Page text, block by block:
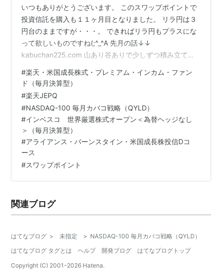
いつもありがとうございます。 このスワップポイントで
投資信託を購入も１１ヶ月目となりました。 リラ円は３
円台のままですが・・・。 できればリラ円もプラスにな
って欲しいものですね(;^_^A 先月の話↓↓
kabuchan225.com 山あり谷ありで少しずつ積み立てて
す・・・。 本当に忙しくて・・・。 ちょうどいいタイミ
ングでスクショがとれませんね。 なので、８万円弱でし
越えていきたいですね。 入金：７万円 （３円台に下落し
てロスカット防止で２万円追加入金中） レバレッジは３
～４ トルコリラ…
#楽天・米国成長株式・プレミアム・インカム・ファン
ド（毎月決算型）
#楽天JEPQ
#NASDAQ-100 毎月カバコ戦略（QYLD）
#インベスコ 世界厳選株式オープン＜為替ヘッジなし
＞（毎月決算型）
#アライアンス・バーンスタイン・米国成長株投信Dコ
ース
#スワップポイント
関連ブログ
はてなブログ > 未指定 > NASDAQ-100 毎月カバコ戦略（QYLD）
はてなブログ タグとは
ヘルプ 開発ブログ
はてなブログトップ
Copyright (C) 2001-2026 Hatena.